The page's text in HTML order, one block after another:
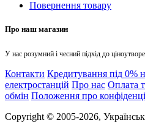
Повернення товару
Про наш магазин
У нас розумний і чесний підхід до
Контакти Кредитування під 0%
електростанцій Про нас Оплата
обмін Положення про
Copyright © 2005-2026,